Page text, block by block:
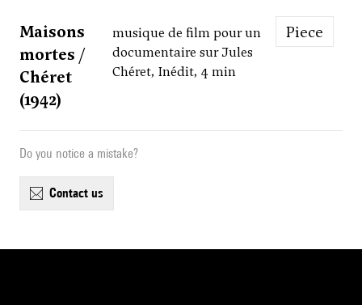
Maisons
mortes /
Chéret
(1942)
musique de film pour un
documentaire sur Jules
Chéret, Inédit, 4 min
Piece
Do you notice a mistake?
contact us